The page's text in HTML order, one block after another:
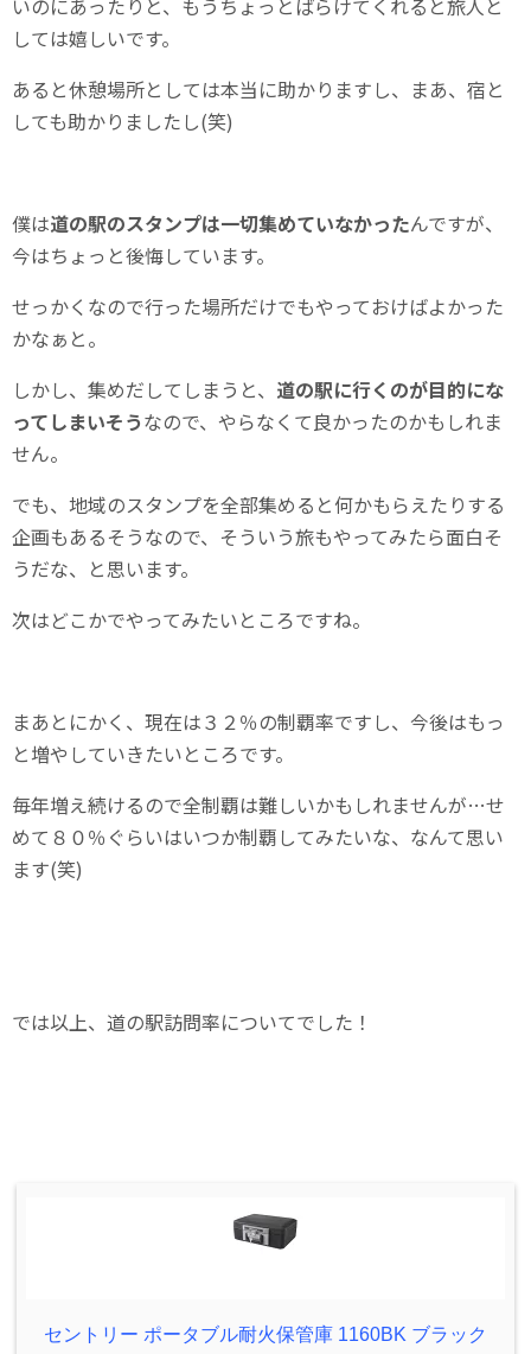
いのにあったりと、もうちょっとばらけてくれると旅人と
しては嬉しいです。
あると休憩場所としては本当に助かりますし、まあ、宿と
しても助かりましたし(笑)
僕は道の駅のスタンプは一切集めていなかったんですが、
今はちょっと後悔しています。
せっかくなので行った場所だけでもやっておけばよかった
かなぁと。
しかし、集めだしてしまうと、 道の駅に行くのが目的にな
ってしまいそうなので、やらなくて良かったのかもしれま
せん。
でも、地域のスタンプを全部集めると何かもらえたりする
企画もあるそうなので、そういう旅もやってみたら面白そ
うだな、と思います。
次はどこかでやってみたいところですね。
まあとにかく、現在は３２％の制覇率ですし、今後はもっ
と増やしていきたいところです。
毎年増え続けるので全制覇は難しいかもしれませんが…せ
めて８０％ぐらいはいつか制覇してみたいな、なんて思い
ます(笑)
では以上、道の駅訪問率についてでした！
セントリー ポータブル耐火保管庫 1160BK ブラック